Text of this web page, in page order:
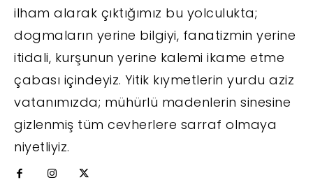
ilham alarak çıktığımız bu yolculukta;
dogmaların yerine bilgiyi, fanatizmin yerine
itidali, kurşunun yerine kalemi ikame etme
çabası içindeyiz. Yitik kıymetlerin yurdu aziz
vatanımızda; mühürlü madenlerin sinesine
gizlenmiş tüm cevherlere sarraf olmaya
niyetliyiz.